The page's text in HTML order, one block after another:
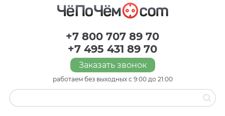
+7 800 707 89 70
+7 495 431 89 70
Заказать звонок
работаем без выходных с 9:00 до 21:00